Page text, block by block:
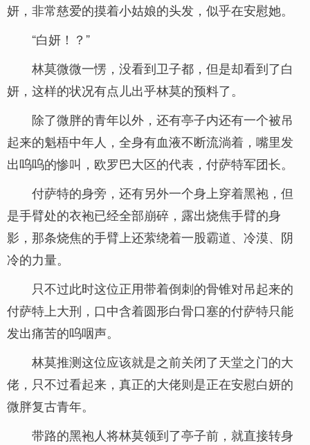
妍，非常慈爱的摸着小姑娘的头发，似乎在安慰她。
“白妍！？”
林莫微微一愣，没看到卫子都，但是却看到了白
妍，这样的状况有点儿出乎林莫的预料了。
除了微胖的青年以外，还有亭子内还有一个被吊
起来的魁梧中年人，全身有血液不断流淌着，嘴里发
出呜呜的惨叫，欧罗巴大区的代表，付萨特军团长。
付萨特的身旁，还有另外一个身上穿着黑袍，但
是手臂处的衣袍已经全部崩碎，露出烧焦手臂的身
影，那条烧焦的手臂上还萦绕着一股霸道、冷漠、阴
冷的力量。
只不过此时这位正用带着倒刺的骨锥对吊起来的
付萨特上大刑，口中含着圆形白骨口塞的付萨特只能
发出痛苦的呜咽声。
林莫推测这位应该就是之前关闭了天堂之门的大
佬，只不过看起来，真正的大佬则是正在安慰白妍的
微胖复古青年。
带路的黑袍人将林莫领到了亭子前，就直接转身